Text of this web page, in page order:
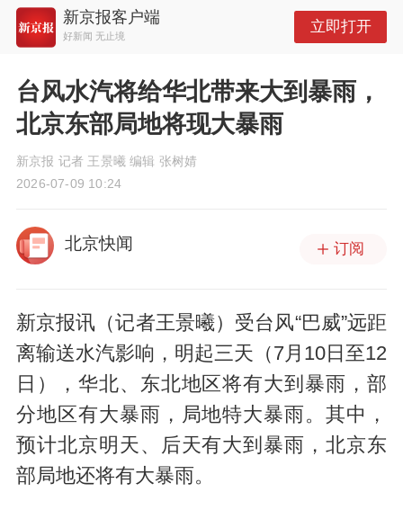
新京报客户端
好新闻 无止境
立即打开
台风水汽将给华北带来大到暴雨，
北京东部局地将现大暴雨
新京报 记者 王景曦 编辑 张树婧
2026-07-09 10:24
北京快闻 订阅
新京报讯（记者王景曦）受台风“巴威”远距
离输送水汽影响，明起三天（7月10日至12
日），华北、东北地区将有大到暴雨，部
分地区有大暴雨，局地特大暴雨。其中，
预计北京明天、后天有大到暴雨，北京东
部局地还将有大暴雨。